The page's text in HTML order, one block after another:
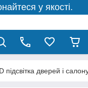
у якості.
підсвітка дверей і